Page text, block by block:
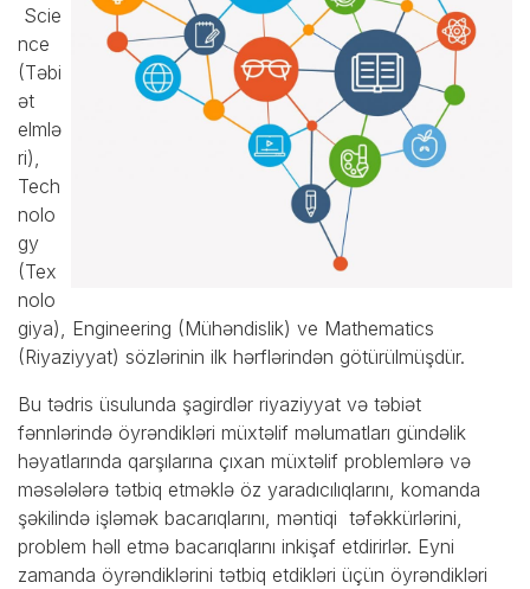
Scie
nce
(Təbi
ət
elmlə
ri),
Tech
nolo
gy
(Tex
nolo
giya), Engineering (Mühəndislik) ve Mathematics
(Riyaziyyat) sözlərinin ilk hərflərindən götürülmüşdür.
Bu tədris üsulunda şagirdlər riyaziyyat və təbiət
fənnlərində öyrəndikləri müxtəlif məlumatları gündəlik
həyatlarında qarşılarına çıxan müxtəlif problemlərə və
məsələlərə tətbiq etməklə öz yaradıcılıqlarını, komanda
şəkilində işləmək bacarıqlarını, məntiqi təfəkkürlərini,
problem həll etmə bacarıqlarını inkişaf etdirirlər. Eyni
zamanda öyrəndiklərini tətbiq etdikləri üçün öyrəndikləri